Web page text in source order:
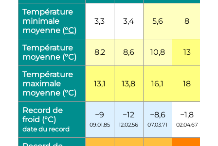
Température
minimale
moyenne (°C)
3,3 3,4 5,6 8
Température
moyenne (°C)
8,2 8,6 10,8 13
Température
maximale
moyenne (°C)
13,1 13,8 16,1 18
Record de
froid (°C)
date du record
−9
09.01.85
−12
12.02.56
−8,6
07.03.71
−1,8
02.04.67